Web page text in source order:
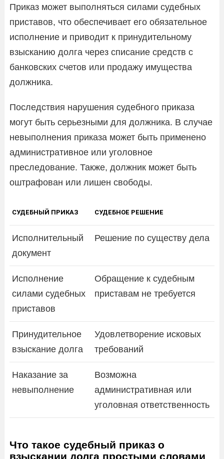
Приказ может выполняться силами судебных
приставов, что обеспечивает его обязательное
исполнение и приводит к принудительному
взысканию долга через списание средств с
банковских счетов или продажу имущества
должника.
Последствия нарушения судебного приказа
могут быть серьезными для должника. В случае
невыполнения приказа может быть применено
административное или уголовное
преследование. Также, должник может быть
оштрафован или лишен свободы.
СУДЕБНЫЙ ПРИКАЗ СУДЕБНОЕ РЕШЕНИЕ
Исполнительный
документ
Решение по существу дела
Исполнение
силами судебных
приставов
Обращение к судебным
приставам не требуется
Принудительное
взыскание долга
Удовлетворение исковых
требований
Наказание за
невыполнение
Возможна
административная или
уголовная ответственность
Что такое судебный приказ о
взыскании долга простыми словами